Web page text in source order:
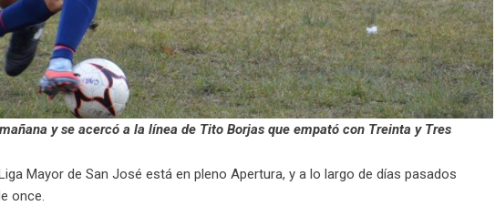
y se acercó a la línea de Tito Borjas que empató con Treinta y Tres
Mayor de San José está en pleno Apertura, y a lo largo de días pasados
once.